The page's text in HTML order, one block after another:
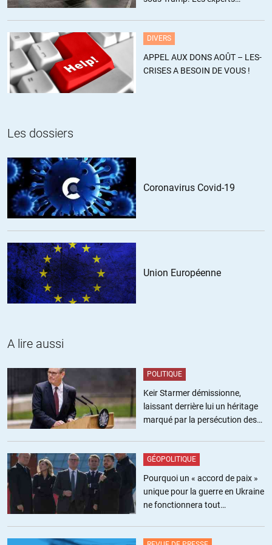
Ce n’est pas tenable dans le temps mais chaque partie est accroché
à l’usure de l’autre.
+4 ALERTER
DIVERS
APPEL AUX DONS AOÛT – LES-
CRISES A BESOIN DE VOUS !
Les dossiers
Coronavirus Covid-19
Union Européenne
A lire aussi
POLITIQUE
Keir Starmer démissionne,
laissant derrière lui un héritage
marqué par la persécution des
GÉOPOLITIQUE
Pourquoi un « accord de paix »
unique pour la guerre en Ukraine
ne fonctionnera tout